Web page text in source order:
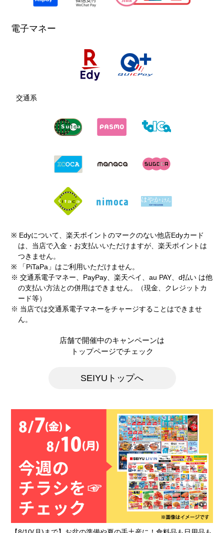
電子マネー
交通系
※ Edyについて、楽天ポイントのマークのない他店Edyカード
は、当店で入金・お支払いいただけますが、楽天ポイントは
つきません。
※ 「PiTaPa」はご利用いただけません。
※ 交通系電子マネー、PayPay、楽天ペイ、au PAY、d払い は他
の支払い方法との併用はできません。（現金、クレジットカ
ード等）
※ 当店では交通系電子マネーをチャージすることはできませ
ん。
店舗で開催中のキャンペーンは
トップページでチェック
SEIYUトップへ